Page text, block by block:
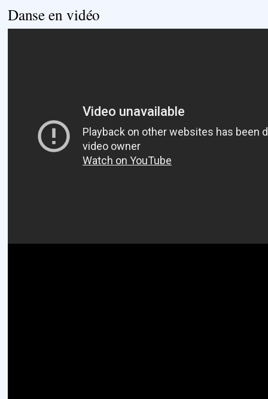
Danse en vidéo